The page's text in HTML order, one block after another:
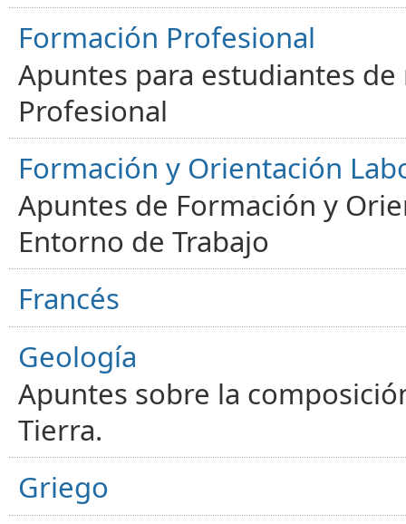
Formación Profesional
Apuntes para estudiantes
Profesional
Formación y Orientación
Apuntes de Formación y
Entorno de Trabajo
Francés
Geología
Apuntes sobre la
Tierra.
Griego